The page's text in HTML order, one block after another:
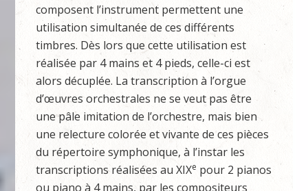
composent l’instrument permettent une
utilisation simultanée de ces différents
timbres. Dès lors que cette utilisation est
réalisée par 4 mains et 4 pieds, celle-ci est
alors décuplée. La transcription à l’orgue
d’œuvres orchestrales ne se veut pas être
une pâle imitation de l’orchestre, mais bien
une relecture colorée et vivante de ces pièces
du répertoire symphonique, à l’instar les
transcriptions réalisées au XIXe pour 2 pianos
ou piano à 4 mains, par les compositeurs